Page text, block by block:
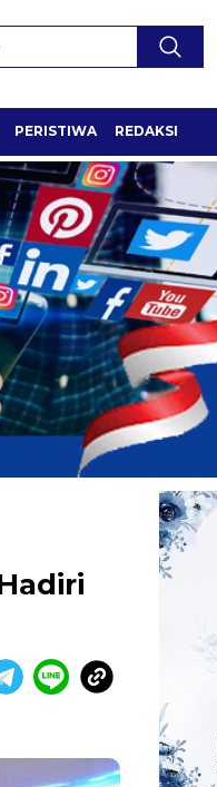
PERISTIWA REDAKSI